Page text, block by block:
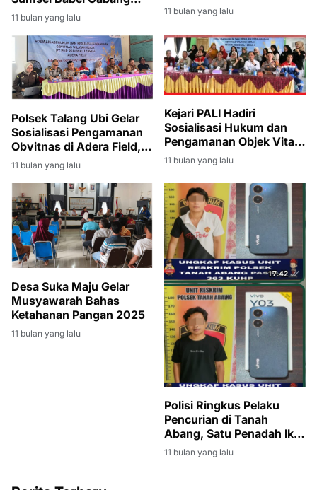
Pendopo atas
Keberhasilan Penagihan
Kredit Macet
11 bulan yang lalu
Khidmat dan Penuh
Nasionalisme
11 bulan yang lalu
Polsek Talang Ubi Gelar
Sosialisasi Pengamanan
Obvitnas di Adera Field,
Tekankan Kolaborasi
Multi Pihak
11 bulan yang lalu
Kejari PALI Hadiri
Sosialisasi Hukum dan
Pengamanan Objek Vital
Nasional di Desa
Pengabuan
11 bulan yang lalu
Desa Suka Maju Gelar
Musyawarah Bahas
Ketahanan Pangan 2025
11 bulan yang lalu
Polisi Ringkus Pelaku
Pencurian di Tanah
Abang, Satu Penadah Ikut
Diamankan
11 bulan yang lalu